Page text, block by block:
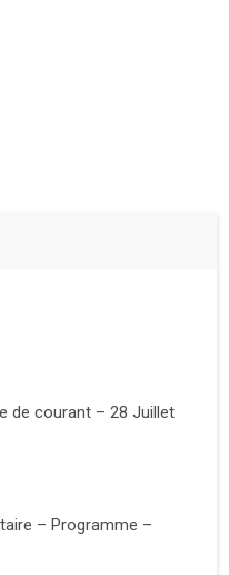
de courant – 28 Juillet
– Programme –